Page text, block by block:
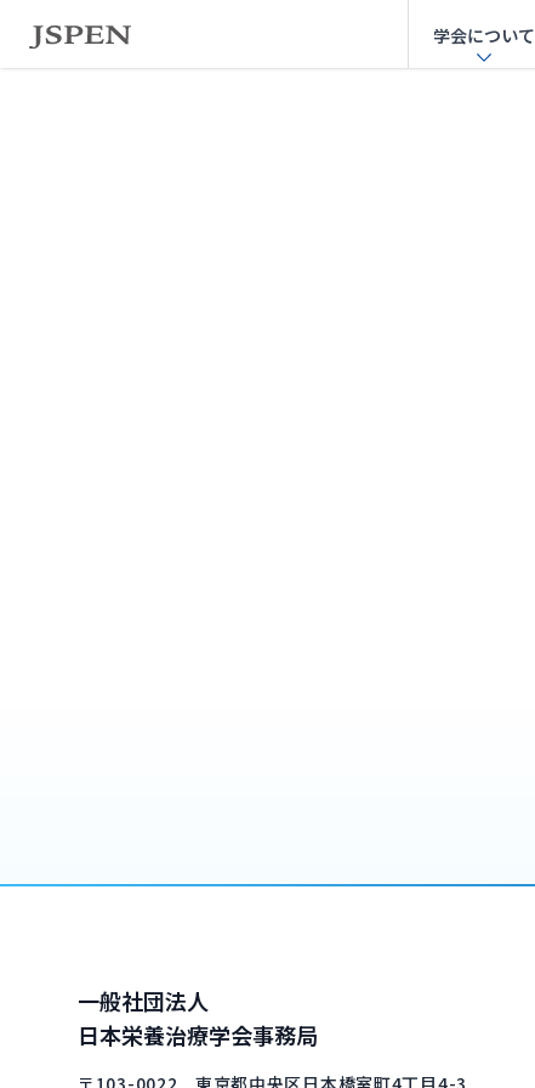
学会について
一般社団法人
日本栄養治療学会事務局
〒103-0022 東京都中央区日本橋室町4丁目4-3